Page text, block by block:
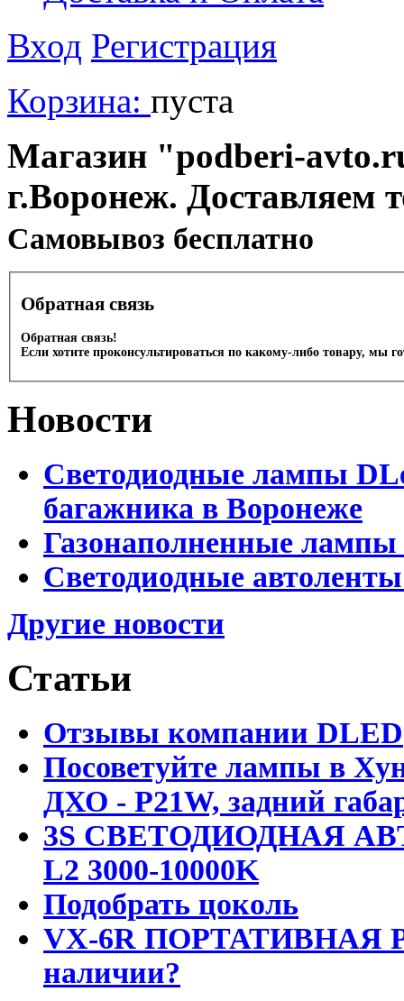
Вход Регистрация
Корзина: пуста
Магазин "podberi-
г.Воронеж. Доставляем
Cамовывоз бесплатно
Обратная связь
Обратная связь!
Если хотите проконсультироваться по какому-либо товару, мы
Новости
Светодиодные лампы
багажника в Воронеже
Газонаполненные
Светодиодные
Другие новости
Статьи
Отзывы компании DLED
Посоветуйте лампы в
ДХО - P21W, задний
3S СВЕТОДИОДНАЯ
L2 3000-10000K
Подобрать цоколь
VX-6R ПОРТАТИВНАЯ
наличии?